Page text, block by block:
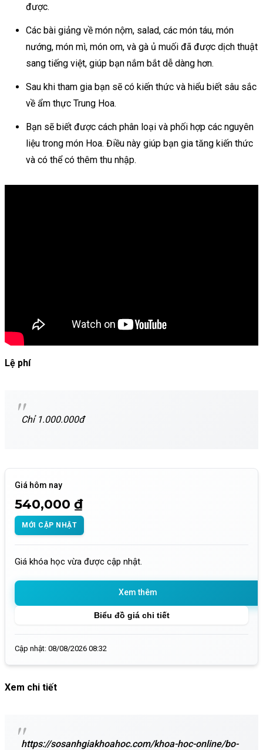
được.
Các bài giảng về món nộm, salad, các món táu, món
nướng, món mì, món om, và gà ủ muối đã được dịch thuật
sang tiếng việt, giúp bạn nắm bắt dễ dàng hơn.
Sau khi tham gia bạn sẽ có kiến thức và hiểu biết sâu sắc
về ẩm thực Trung Hoa.
Bạn sẽ biết được cách phân loại và phối hợp các nguyên
liệu trong món Hoa. Điều này giúp bạn gia tăng kiến thức
và có thể có thêm thu nhập.
Lệ phí
Chỉ 1.000.000đ
Giá hôm nay
540,000 ₫
MỚI CẬP NHẬT
Giá khóa học vừa được cập nhật.
Xem thêm
Biểu đồ giá chi tiết
Cập nhật: 08/08/2026 08:32
Xem chi tiết
https://sosanhgiakhoahoc.com/khoa-hoc-online/bo-